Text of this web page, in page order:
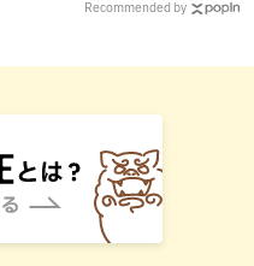
Recommended by